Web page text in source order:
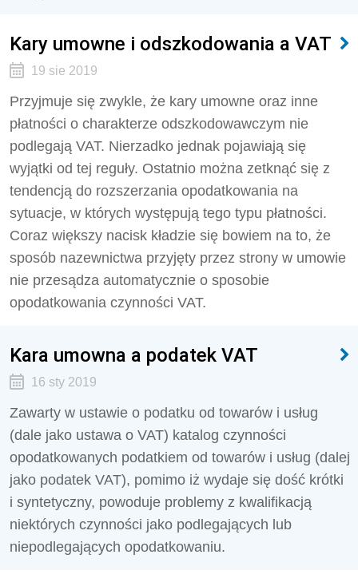
Kary umowne i odszkodowania a VAT
19 sie 2019
Przyjmuje się zwykle, że kary umowne oraz inne
płatności o charakterze odszkodowawczym nie
podlegają VAT. Nierzadko jednak pojawiają się
wyjątki od tej reguły. Ostatnio można zetknąć się z
tendencją do rozszerzania opodatkowania na
sytuacje, w których występują tego typu płatności.
Coraz większy nacisk kładzie się bowiem na to, że
sposób nazewnictwa przyjęty przez strony w umowie
nie przesądza automatycznie o sposobie
opodatkowania czynności VAT.
Kara umowna a podatek VAT
16 sty 2019
Zawarty w ustawie o podatku od towarów i usług
(dale jako ustawa o VAT) katalog czynności
opodatkowanych podatkiem od towarów i usług (dalej
jako podatek VAT), pomimo iż wydaje się dość krótki
i syntetyczny, powoduje problemy z kwalifikacją
niektórych czynności jako podlegających lub
niepodlegających opodatkowaniu.